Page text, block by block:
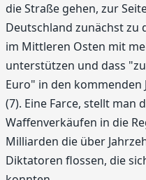
die Straße gehen, zur
Deutschland zunächst zu
im Mittleren Osten mit
unterstützen und dass
Euro" in den
(7). Eine Farce, stellt man
Waffenverkäufen in die
Milliarden die über
Diktatoren flossen, die